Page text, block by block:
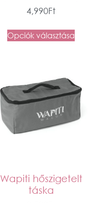
4,990Ft
Opciók választása
Wapiti hőszigetelt
táska